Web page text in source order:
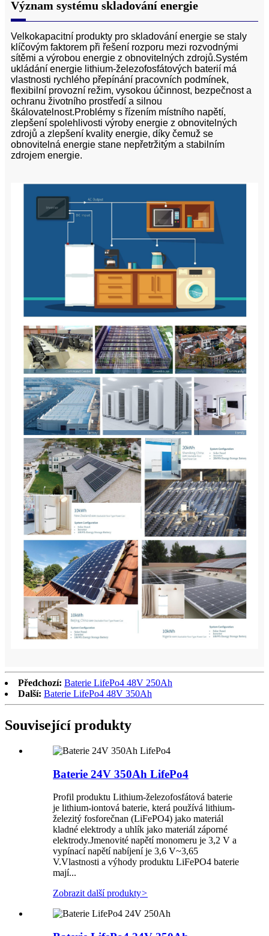
Význam systému skladování energie
Velkokapacitní produkty pro skladování energie se staly
klíčovým faktorem při řešení rozporu mezi rozvodnými
sítěmi a výrobou energie z obnovitelných zdrojů.Systém
ukládání energie lithium-železofosfátových baterií má
vlastnosti rychlého přepínání pracovních podmínek,
flexibilní provozní režim, vysokou účinnost, bezpečnost a
ochranu životního prostředí a silnou
škálovatelnost.Problémy s řízením místního napětí,
zlepšení spolehlivosti výroby energie z obnovitelných
zdrojů a zlepšení kvality energie, díky čemuž se
obnovitelná energie stane nepřetržitým a stabilním
zdrojem energie.
Předchozí: Baterie LifePo4 48V 250Ah
Další: Baterie LifePo4 48V 350Ah
Související produkty
Baterie 24V 350Ah LifePo4
Profil produktu Lithium-železofosfátová baterie
je lithium-iontová baterie, která používá lithium-
železitý fosforečnan (LiFePO4) jako materiál
kladné elektrody a uhlík jako materiál záporné
elektrody.Jmenovité napětí monomeru je 3,2 V a
vypínací napětí nabíjení je 3,6 V~3,65
V.Vlastnosti a výhody produktu LiFePO4 baterie
mají...
Zobrazit další produkty>